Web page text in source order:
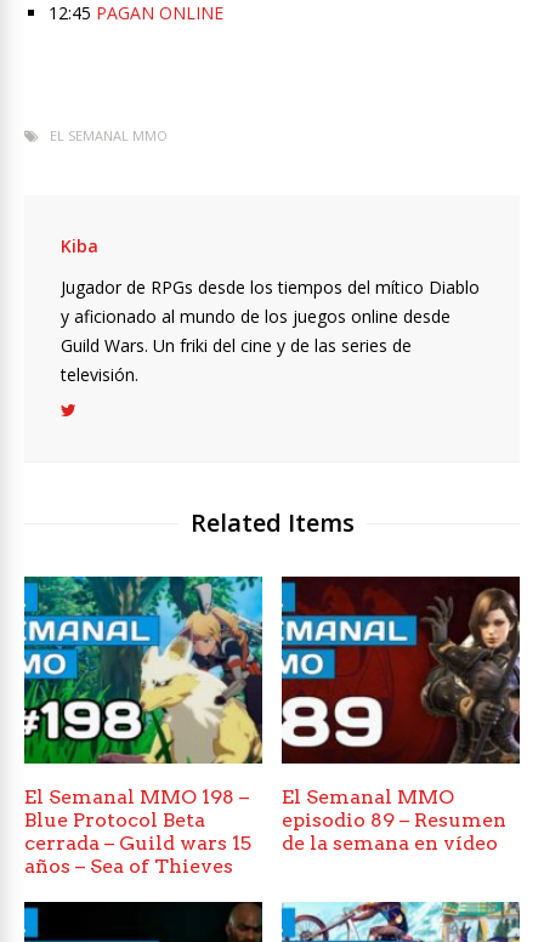
12:45 PAGAN ONLINE
EL SEMANAL MMO
Kiba
Jugador de RPGs desde los tiempos del mítico Diablo
y aficionado al mundo de los juegos online desde
Guild Wars. Un friki del cine y de las series de
televisión.
Related Items
El Semanal MMO 198 –
Blue Protocol Beta
cerrada – Guild wars 15
años – Sea of Thieves
El Semanal MMO
episodio 89 – Resumen
de la semana en vídeo